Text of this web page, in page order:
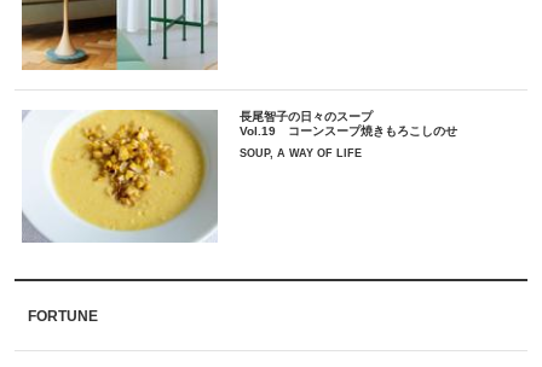
長尾智子の日々のスープ
Vol.19 コーンスープ焼きもろこしのせ
SOUP, A WAY OF LIFE
FORTUNE